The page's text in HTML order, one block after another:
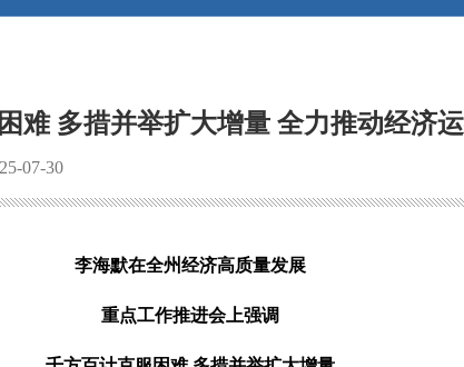
难 多措并举扩大增量 全力推动经济
07-30
李海默在全州经济高质量发展
重点工作推进会上强调